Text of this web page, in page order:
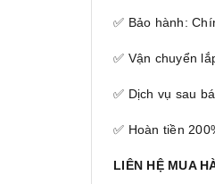
✅ Bảo hành:
✅ Vận chuyển
✅ Dịch vụ sau
✅ Hoàn tiền
LIÊN HỆ MUA